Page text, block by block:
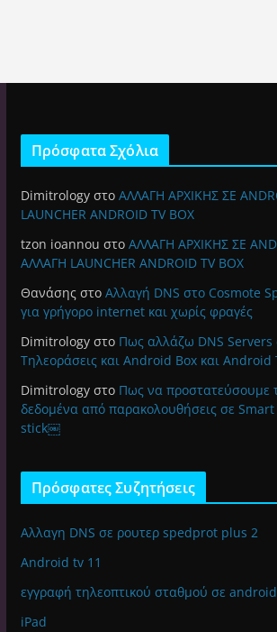
Πρόσφατα Σχόλια
Dimitrologyστο ΑΛΛΑΓΗ ΑΡΧΙΚΗΣ ΣΕ
LAUNCHER ANDROID TV BOX
tzon ioannou στο ΑΛΛΑΓΗ ΑΡΧΙΚΗΣ ΣΕ
ΑΛΛΑΓΗ LAUNCHER ANDROID TV BOX
Θανάσηςστο Αλλαγή DNS στο Cosmote
για γρήγορο internet και χωρίς φραγές
Dimitrologyστο Πως αλλάζω DNS Servers
Τηλεοράσεις και Android Box και
Dimitrologyστο Πως να προστατεύσουμε
δεδομένα από παρακολουθήσεις σε Smart
stick￼
Πρόσφατες Συζητήσεις
Αλλαγη DNS σε ρουτερ spedprot plus 2
Android tv 11
εγγραφή τηλεοπτικού σταθμού σε
iPad